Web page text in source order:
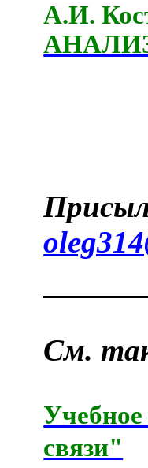
А.И.
См.
связи"